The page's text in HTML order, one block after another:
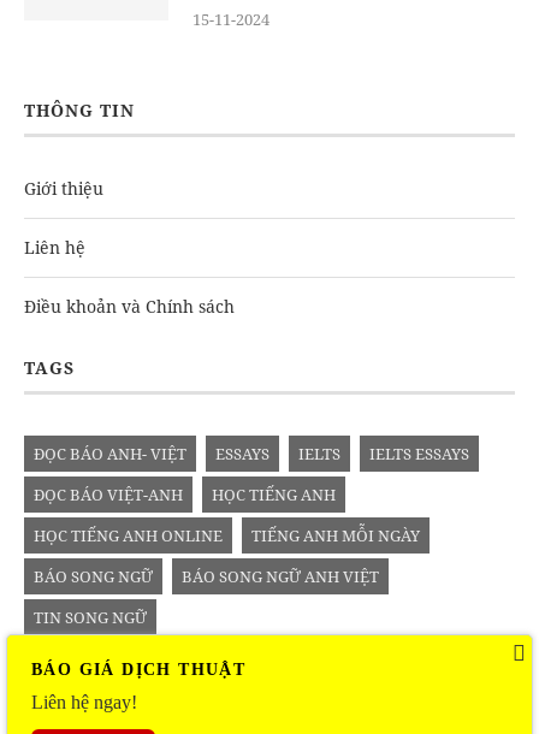
15-11-2024
THÔNG TIN
Giới thiệu
Liên hệ
Điều khoản và Chính sách
TAGS
ĐỌC BÁO ANH- VIỆT ESSAYS IELTS
IELTS ESSAYS
ĐỌC BÁO VIỆT-ANH
HỌC TIẾNG ANH
HỌC TIẾNG ANH ONLINE
TIẾNG ANH MỖI NGÀY
BÁO SONG NGỮ
BÁO SONG NGỮ ANH VIỆT
TIN SONG NGỮ
BÁO GIÁ DỊCH THUẬT
Liên hệ ngay!